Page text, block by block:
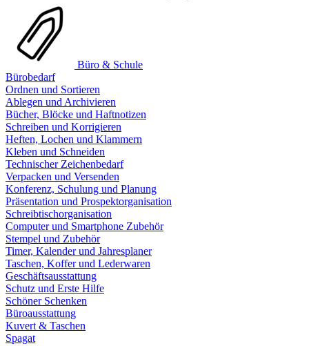
Büro & Schule
Bürobedarf
Ordnen und Sortieren
Ablegen und Archivieren
Bücher, Blöcke und Haftnotizen
Schreiben und Korrigieren
Heften, Lochen und Klammern
Kleben und Schneiden
Technischer Zeichenbedarf
Verpacken und Versenden
Konferenz, Schulung und Planung
Präsentation und Prospektorganisation
Schreibtischorganisation
Computer und Smartphone Zubehör
Stempel und Zubehör
Timer, Kalender und Jahresplaner
Taschen, Koffer und Lederwaren
Geschäftsausstattung
Schutz und Erste Hilfe
Schöner Schenken
Büroausstattung
Kuvert & Taschen
Spagat